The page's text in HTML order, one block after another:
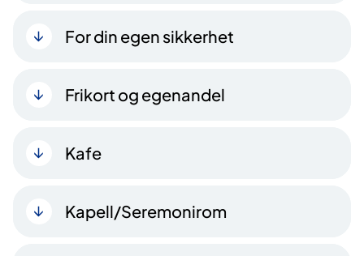
For din egen sikkerhet
Frikort og egenandel
Kafe
Kapell/Seremonirom